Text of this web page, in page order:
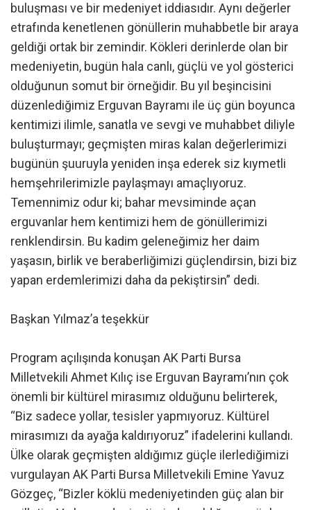
buluşması ve bir medeniyet iddiasıdır. Aynı değerler
etrafında kenetlenen gönüllerin muhabbetle bir araya
geldiği ortak bir zemindir. Kökleri derinlerde olan bir
medeniyetin, bugün hala canlı, güçlü ve yol gösterici
olduğunun somut bir örneğidir. Bu yıl beşincisini
düzenlediğimiz Erguvan Bayramı ile üç gün boyunca
kentimizi ilimle, sanatla ve sevgi ve muhabbet diliyle
buluşturmayı; geçmişten miras kalan değerlerimizi
bugünün şuuruyla yeniden inşa ederek siz kıymetli
hemşehrilerimizle paylaşmayı amaçlıyoruz.
Temennimiz odur ki; bahar mevsiminde açan
erguvanlar hem kentimizi hem de gönüllerimizi
renklendirsin. Bu kadim geleneğimiz her daim
yaşasın, birlik ve beraberliğimizi güçlendirsin, bizi biz
yapan erdemlerimizi daha da pekiştirsin” dedi.
Başkan Yılmaz’a teşekkür
Program açılışında konuşan AK Parti Bursa
Milletvekili Ahmet Kılıç ise Erguvan Bayramı’nın çok
önemli bir kültürel mirasımız olduğunu belirterek,
“Biz sadece yollar, tesisler yapmıyoruz. Kültürel
mirasımızı da ayağa kaldırıyoruz” ifadelerini kullandı.
Ülke olarak geçmişten aldığımız güçle ilerlediğimizi
vurgulayan AK Parti Bursa Milletvekili Emine Yavuz
Gözgeç, “Bizler köklü medeniyetinden güç alan bir